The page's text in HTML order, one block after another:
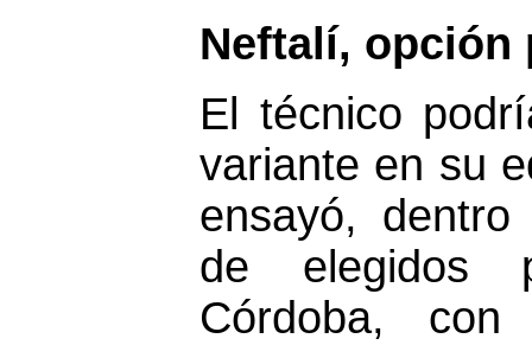
Neftalí, opción
El técnico
variante en su
ensayó,
de elegidos
Córdoba,